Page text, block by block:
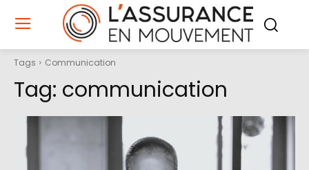
Tags Communication
Tag: communication